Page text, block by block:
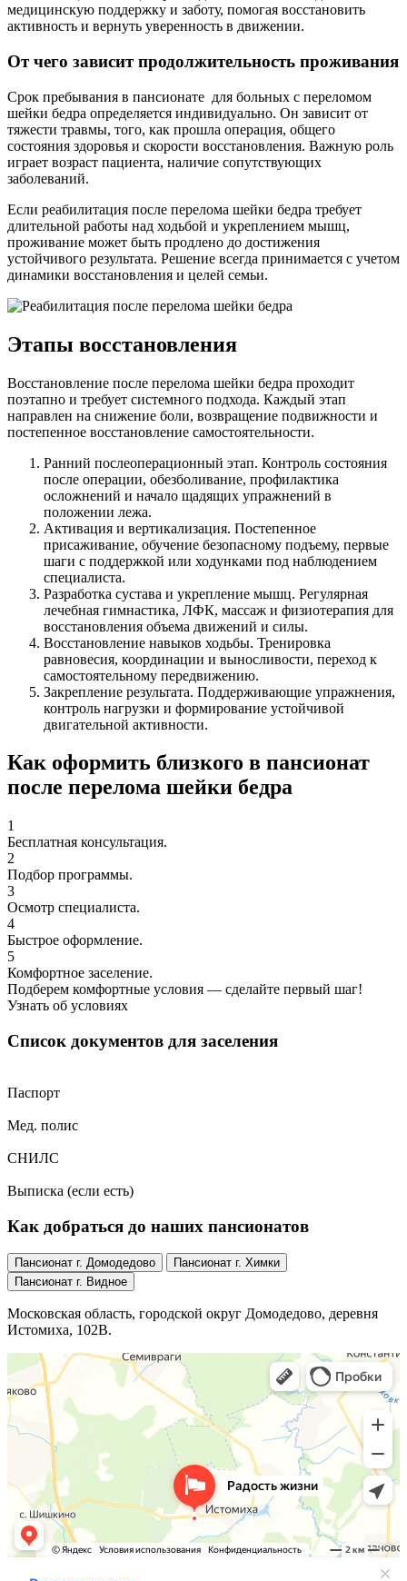
медицинскую поддержку и заботу, помогая восстановить
активность и вернуть уверенность в движении.
От чего зависит продолжительность проживания
Срок пребывания в пансионате для больных с переломом
шейки бедра определяется индивидуально. Он зависит от
тяжести травмы, того, как прошла операция, общего
состояния здоровья и скорости восстановления. Важную роль
играет возраст пациента, наличие сопутствующих
заболеваний.
Если реабилитация после перелома шейки бедра требует
длительной работы над ходьбой и укреплением мышц,
проживание может быть продлено до достижения
устойчивого результата. Решение всегда принимается с учетом
динамики восстановления и целей семьи.
Этапы восстановления
Восстановление после перелома шейки бедра проходит
поэтапно и требует системного подхода. Каждый этап
направлен на снижение боли, возвращение подвижности и
постепенное восстановление самостоятельности.
Ранний послеоперационный этап. Контроль состояния
после операции, обезболивание, профилактика
осложнений и начало щадящих упражнений в
положении лежа.
Активация и вертикализация. Постепенное
присаживание, обучение безопасному подъему, первые
шаги с поддержкой или ходунками под наблюдением
специалиста.
Разработка сустава и укрепление мышц. Регулярная
лечебная гимнастика, ЛФК, массаж и физиотерапия для
восстановления объема движений и силы.
Восстановление навыков ходьбы. Тренировка
равновесия, координации и выносливости, переход к
самостоятельному передвижению.
Закрепление результата. Поддерживающие упражнения,
контроль нагрузки и формирование устойчивой
двигательной активности.
Как оформить близкого в пансионат
после перелома шейки бедра
1
Бесплатная консультация.
2
Подбор программы.
3
Осмотр специалиста.
4
Быстрое оформление.
5
Комфортное заселение.
Подберем комфортные условия — сделайте первый шаг!
Узнать об условиях
Список документов для заселения
Паспорт
Мед. полис
СНИЛС
Выписка (если есть)
Как добраться до наших пансионатов
Пансионат г. Домодедово
Пансионат г. Химки
Пансионат г. Видное
Московская область, городской округ Домодедово, деревня
Истомиха, 102В.